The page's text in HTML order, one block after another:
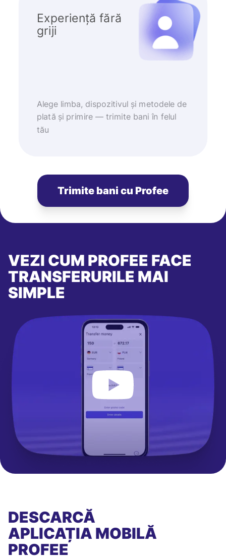
Experiență fără
griji
Alege limba, dispozitivul și metodele de
plată și primire — trimite bani în felul
tău
Trimite bani cu Profee
VEZI CUM PROFEE FACE
TRANSFERURILE MAI
SIMPLE
DESCARCĂ
APLICAȚIA MOBILĂ
PROFEE